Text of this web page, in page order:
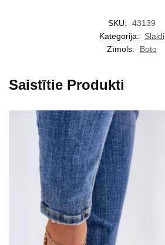
SKU:
43139
Kategorija:
Slaidi
Zīmols:
Boto
Saistītie Produkti